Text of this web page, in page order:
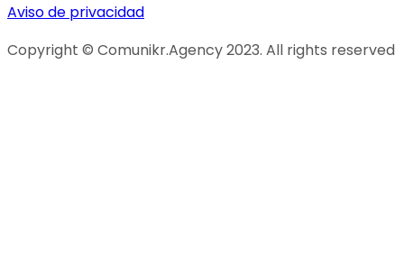
Aviso de privacidad
Copyright © Comunikr.Agency 2023. All rights reserved